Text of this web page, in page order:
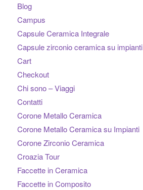
Blog
Campus
Capsule Ceramica Integrale
Capsule zirconio ceramica su impianti
Cart
Checkout
Chi sono – Viaggi
Contatti
Corone Metallo Ceramica
Corone Metallo Ceramica su Impianti
Corone Zirconio Ceramica
Croazia Tour
Faccette in Ceramica
Faccette in Composito